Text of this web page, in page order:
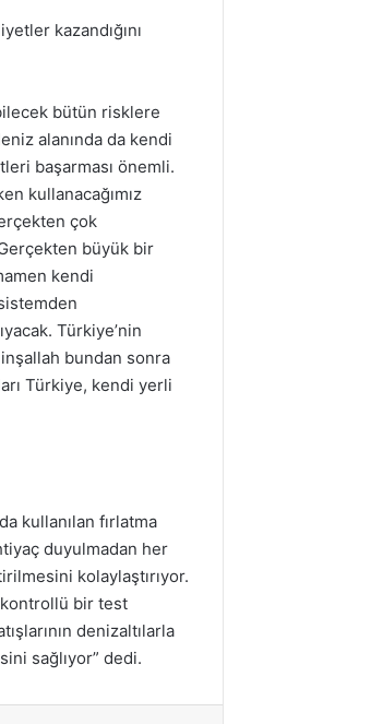
kazandığını
bütün risklere
alanında da kendi
başarması önemli.
kullanacağımız
çok
büyük bir
kendi
Türkiye’nin
bundan sonra
Türkiye, kendi yerli
kullanılan fırlatma
duyulmadan her
kolaylaştırıyor.
bir test
denizaltılarla
sağlıyor” dedi.